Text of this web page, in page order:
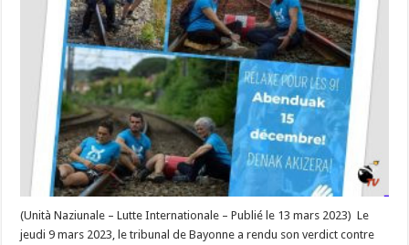
verdict
est
tombé
le
9
mars
contre
les
11
artisans
de
la
paix »
–
#Corse
(Unità Naziunale – Lutte Internationale – Publié le 13 mars 2023) Le
jeudi 9 mars 2023, le tribunal de Bayonne a rendu son verdict contre